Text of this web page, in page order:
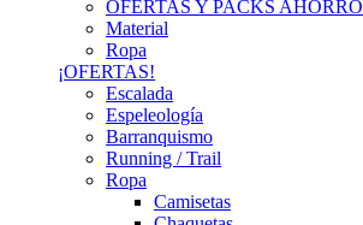
OFERTAS Y PACKS AHORRO
Material
Ropa
¡OFERTAS!
Escalada
Espeleología
Barranquismo
Running / Trail
Ropa
Camisetas